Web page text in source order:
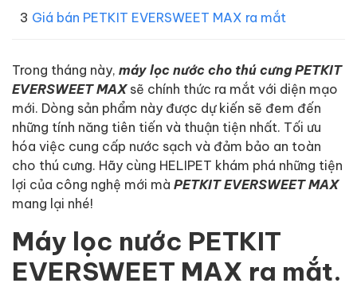
Giá bán PETKIT EVERSWEET MAX ra mắt
Trong tháng này, máy lọc nước cho thú cưng PETKIT
EVERSWEET MAX sẽ chính thức ra mắt với diện mạo
mới. Dòng sản phẩm này được dự kiến sẽ đem đến
những tính năng tiên tiến và thuận tiện nhất. Tối ưu
hóa việc cung cấp nước sạch và đảm bảo an toàn
cho thú cưng. Hãy cùng HELIPET khám phá những tiện
lợi của công nghệ mới mà PETKIT EVERSWEET MAX
mang lại nhé!
Máy lọc nước PETKIT
EVERSWEET MAX ra mắt.